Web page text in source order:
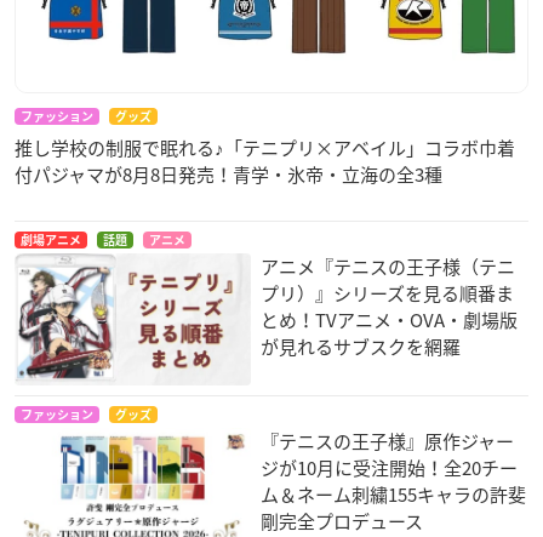
ファッション グッズ
推し学校の制服で眠れる♪「テニプリ×アベイル」コラボ巾着
付パジャマが8月8日発売！青学・氷帝・立海の全3種
劇場アニメ 話題 アニメ
アニメ『テニスの王子様（テニ
プリ）』シリーズを見る順番ま
とめ！TVアニメ・OVA・劇場版
が見れるサブスクを網羅
ファッション グッズ
『テニスの王子様』原作ジャー
ジが10月に受注開始！全20チー
ム＆ネーム刺繍155キャラの許斐
剛完全プロデュース